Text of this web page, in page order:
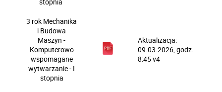
3 rok Mechanika
i Budowa
Maszyn -
Komputerowo
wspomagane
wytwarzanie - I
stopnia
Aktualizacja:
09.03.2026, godz.
8:45 v4